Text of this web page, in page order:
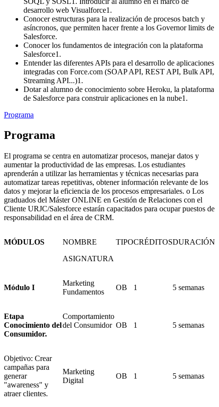
desarrollo web Visualforce1.
Conocer estructuras para la realización de procesos batch y
asíncronos, que permiten hacer frente a los Governor limits de
Salesforce.
Conocer los fundamentos de integración con la plataforma
Salesforce1.
Entender las diferentes APIs para el desarrollo de aplicaciones
integradas con Force.com (SOAP API, REST API, Bulk API,
Streaming API...)1.
Dotar al alumno de conocimiento sobre Heroku, la plataforma
de Salesforce para construir aplicaciones en la nube1.
Programa
Programa
El programa se centra en automatizar procesos, manejar datos y
aumentar la productividad de las empresas. Los estudiantes
aprenderán a utilizar las herramientas y técnicas necesarias para
automatizar tareas repetitivas, obtener información relevante de los
datos y mejorar la eficiencia de los procesos empresariales. o Los
graduados del Máster ONLINE en Gestión de Relaciones con el
Cliente URJC/Salesforce estarán capacitados para ocupar puestos de
responsabilidad en el área de CRM.
MÓDULOS
NOMBRE
ASIGNATURA
TIPOCRÉDITOSDURACIÓN
Módulo I
Marketing
Fundamentos
OB 1 5 semanas
Etapa
Conocimiento del
Consumidor.
Comportamiento
del Consumidor OB 1 5 semanas
Objetivo: Crear
campañas para
generar
"awareness" y
atraer clientes.
Marketing
Digital
OB 1 5 semanas